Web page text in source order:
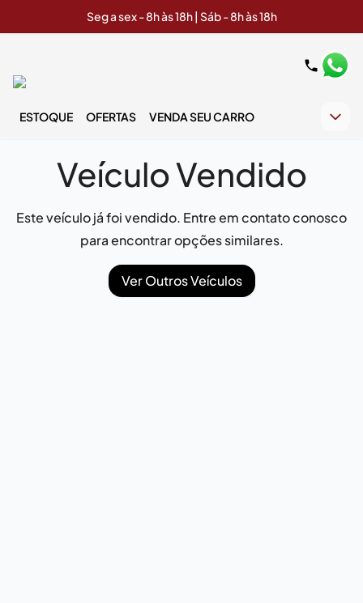
Seg a sex - 8h às 18h | Sáb - 8h às 18h
ESTOQUE OFERTAS VENDA SEU CARRO
Veículo Vendido
Este veículo já foi vendido. Entre em contato conosco
para encontrar opções similares.
Ver Outros Veículos